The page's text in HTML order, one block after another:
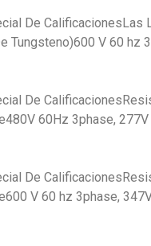
De CalificacionesLas
Tungsteno)600 V 60 hz
De
60Hz 3phase,
De
V 60 hz 3phase,